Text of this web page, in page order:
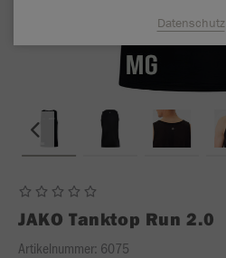
JAKO Tanktop Run 2.0
Artikelnummer: 6075
Datenschutz